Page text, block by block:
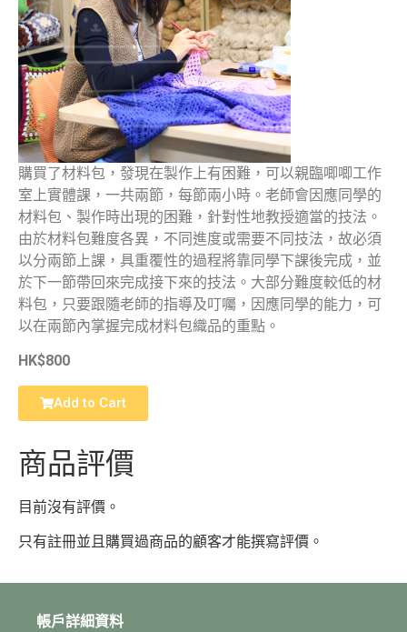
購買了材料包，發現在製作上有困難，可以親臨唧唧工作
室上實體課，一共兩節，每節兩小時。老師會因應同學的
材料包、製作時出現的困難，針對性地教授適當的技法。
由於材料包難度各異，不同進度或需要不同技法，故必須
以分兩節上課，具重覆性的過程將靠同學下課後完成，並
於下一節帶回來完成接下來的技法。大部分難度較低的材
料包，只要跟隨老師的指導及叮囑，因應同學的能力，可
以在兩節內掌握完成材料包織品的重點。
HK$800
Add to Cart
商品評價
目前沒有評價。
只有註冊並且購買過商品的顧客才能撰寫評價。
帳戶詳細資料